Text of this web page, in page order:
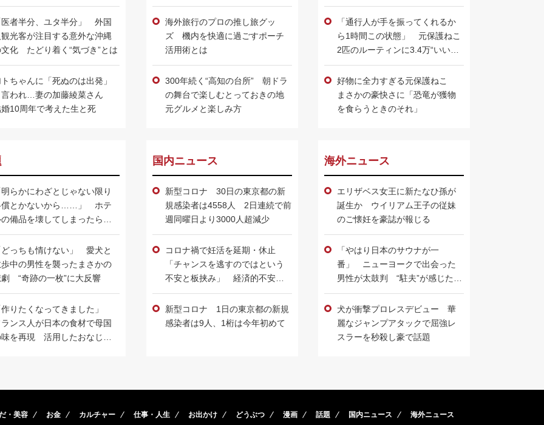
医者半分、ユタ半分」 外国
光客が注目する意外な沖縄
化 たどり着く“気づき”とは
ちゃんに「死ぬのは出発」
言われ…妻の加藤綾菜さん
10周年で考えた生と死
登場
海外旅行のプロの推し旅グッ
ズ 機内を快適に過ごすポーチ
活用術とは
300年続く“高知の台所” 朝ドラ
の舞台で楽しむとっておきの地
元グルメと楽しみ方
る」姿に3.6万人“爆笑”
「通行人が手を振ってくれるか
ら1時間この状態」 元保護ねこ
2匹のルーティンに3.4万“いい
ね” 外を見つめる、あまりにか
わいすぎる理由とは
好物に全力すぎる元保護ねこ
まさかの豪快さに「恐竜が獲物
を食らうときのそれ」
らかにわざとじゃない限り
償とかないから……」 ホテ
備品を壊してしまったらど
する？ 「ホテルスタッフが
お客様だと思う」行動とは
どっちも情けない」 愛犬と
中の男性を襲ったまさかの
劇 “奇跡の一枚”に大反響
作りたくなってきました」
ンス人が日本の食材で母国
を再現 活用したおなじみ
国内ニュース
新型コロナ 30日の東京都の新
規感染者は4558人 2日連続で前
週同曜日より3000人超減少
コロナ禍で妊活を延期・休止
「チャンスを逃すのではという
不安と板挟み」 経済的不安を
訴える声も
新型コロナ 1日の東京都の新規
感染者は9人、1桁は今年初めて
海外ニュース
エリザベス女王に新たなひ孫が
誕生か ウイリアム王子の従妹
のご懐妊を豪誌が報じる
「やはり日本のサウナが一
番」 ニューヨークで出会った
男性が太鼓判 “駐夫”が感じた現
地で求められていることとは
犬が衝撃プロレスデビュー 華
麗なジャンプアタックで屈強レ
スラーを秒殺し豪で話題
・美容 お金 カルチャー 仕事・人生 お出かけ どうぶつ 漫画 話題 国内ニュース 海外ニュース